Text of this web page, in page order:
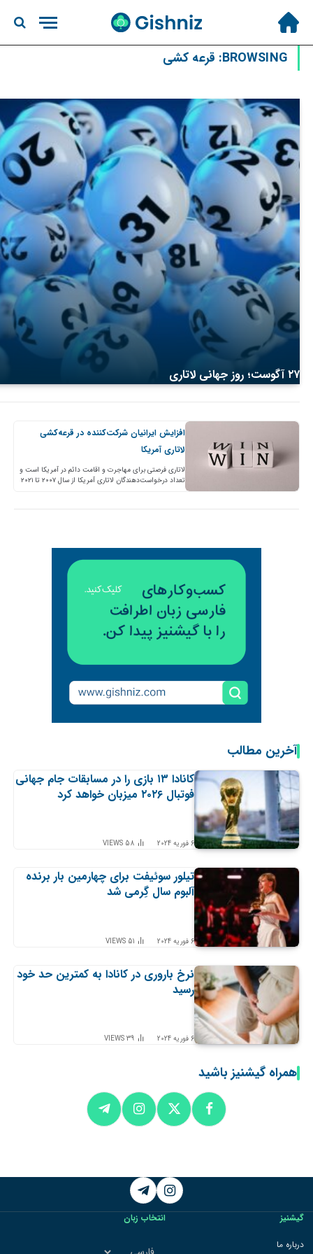
BROWSING: قرعه کشی
۲۷ آگوست؛ روز جهانی لاتاری
افزایش ایرانیان شرکت‌کننده در قرعه‌کشی
لاتاری آمریکا
لاتاری فرصتی برای مهاجرت و اقامت دائم در آمریکا است و
تعداد درخواست‌دهندگان لاتاری آمریکا از سال ۲۰۰۷ تا ۲۰۲۱
آخرین مطالب
کانادا ۱۳ بازی را در مسابقات جام جهانی
فوتبال ۲۰۲۶ میزبان خواهد کرد
6 فوریه 2024 58
VIEWS
تیلور سوئیفت برای چهارمین بار برنده
آلبوم سال گِرمی شد
6 فوریه 2024 51
VIEWS
نرخ باروری در کانادا به کمترین حد خود
رسید
6 فوریه 2024 39
VIEWS
همراه گیشنیز باشید
Instagram
Telegram
گیشنیز
درباره ما
انتخاب زبان
انتخاب